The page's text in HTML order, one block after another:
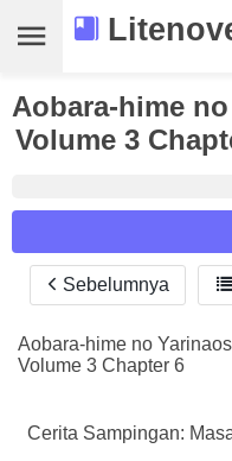
Daftar Novel
Tamat
Tags
Bookmark
Cari
Aobara-hime
Volume 3
Reader
Font :
Titillium Web
A+
Sebelumnya
Aobara-hime no
Volume 3 Chapter 6
Cerita Sampingan: